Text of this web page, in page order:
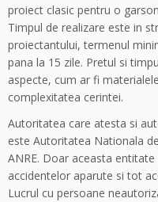
proiect clasic pentru o
Timpul de realizare este in
proiectantului, termenul
pana la 15 zile. Pretul si
aspecte, cum ar fi
complexitatea cerintei.
Autoritatea care atesta si
este Autoritatea Nationala
ANRE. Doar aceasta
accidentelor aparute si tot
Lucrul cu persoane